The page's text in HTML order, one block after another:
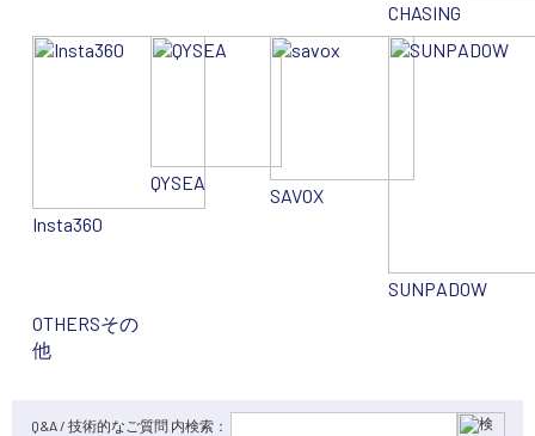
CHASING
Insta360
QYSEA
SAVOX
SUNPADOW
OTHERSその
他
Q&A / 技術的なご質問 内検索：